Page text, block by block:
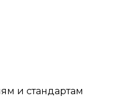
и стандартам